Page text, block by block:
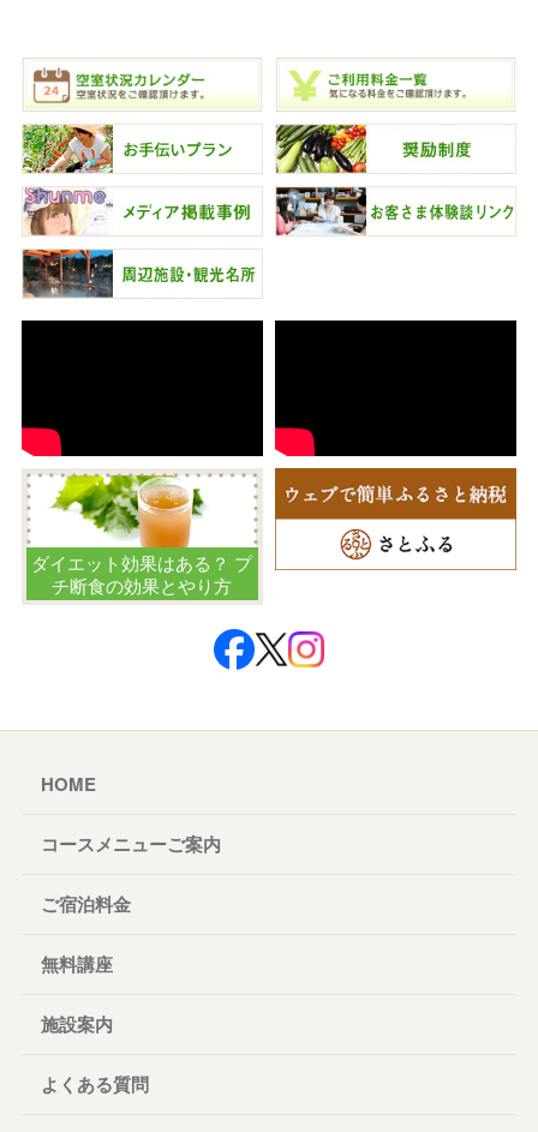
ダイエット効果はある？ プ
チ断食の効果とやり方
HOME
コースメニューご案内
ご宿泊料金
無料講座
施設案内
よくある質問